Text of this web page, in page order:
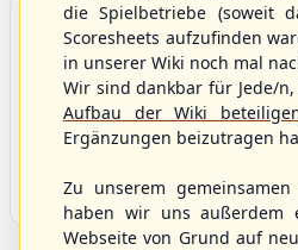
Bargenstedt
die Spielbetriebe (soweit
Scoresheets aufzufinden
in unserer Wiki noch mal
Wir sind dankbar für Jede/
Aufbau der Wiki
Ergänzungen beizutragen
Zu unserem
haben wir uns außerdem
Webseite von Grund auf